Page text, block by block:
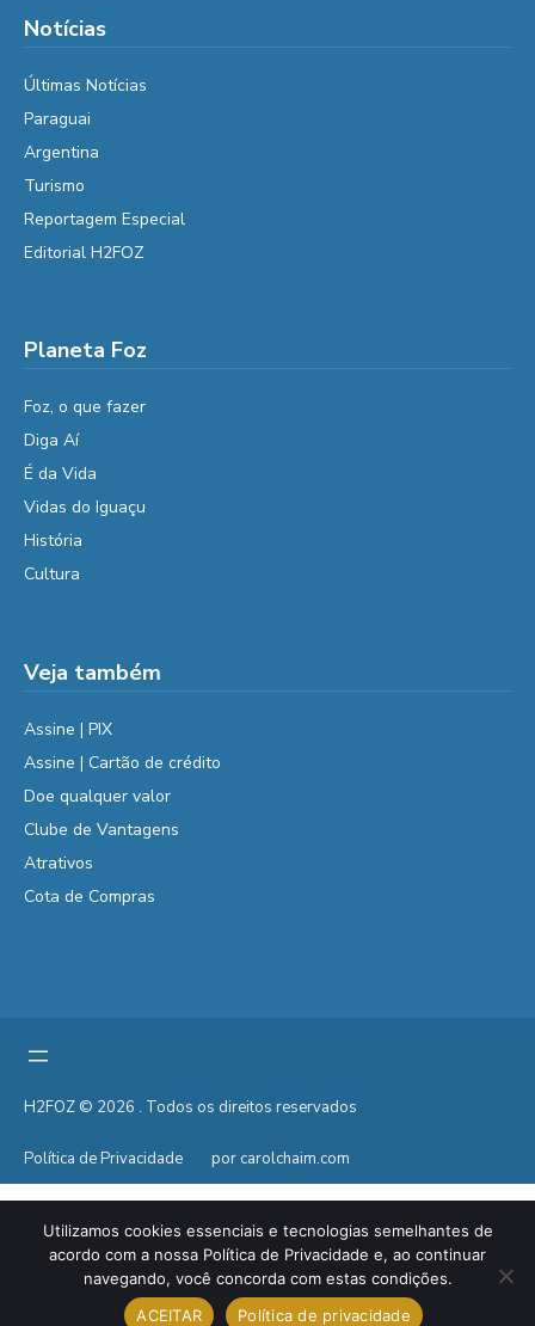
Notícias
Últimas Notícias
Paraguai
Argentina
Turismo
Reportagem Especial
Editorial H2FOZ
Planeta Foz
Foz, o que fazer
Diga Aí
É da Vida
Vidas do Iguaçu
História
Cultura
Veja também
Assine | PIX
Assine | Cartão de crédito
Doe qualquer valor
Clube de Vantagens
Atrativos
Cota de Compras
H2FOZ © 2026 . Todos os direitos reservados
Política de Privacidade por carolchaim.com
Utilizamos cookies essenciais e tecnologias semelhantes de
acordo com a nossa Política de Privacidade e, ao continuar
navegando, você concorda com estas condições.
ACEITAR
Política de privacidade